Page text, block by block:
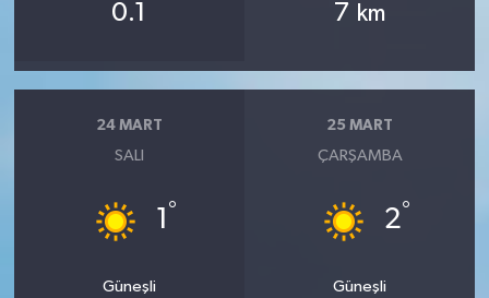
0.1 7 km
24 MART
SALI
1 °
Güneşli
25 MART
ÇARŞAMBA
2°
Güneşli